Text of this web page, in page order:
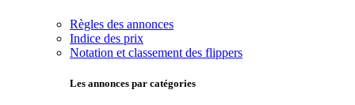
Règles des annonces
Indice des prix
Notation et classement des flippers
Les annonces par catégories